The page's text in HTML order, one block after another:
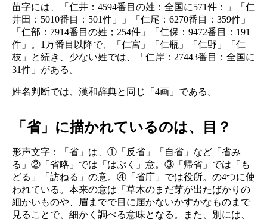
苗字には、「仁井：4594番目の姓：全国に571件：」「仁
井田：5010番目：501件」」「仁尾：6270番目：359件」
「仁部：7914番目の姓；254件」「仁保：9472番目：191
件」。1万番目以降で、「仁宮」「仁瓶」「仁野」「仁
枝」と続き、少ない姓では、「仁岸：27443番目：全国に
31件」がある。
姓名判断では、漢和辞典と同じ「4画」である。
「省」に描かれているのは、目？
形声文字：「省」は、①「反省」「自省」など「省み
る」②「省略」では「はぶく」意。③「帰省」では「も
どる」「訪ねる」の意。④「省庁」では役所。の4つに使
われている。本来の意は「草木のまだ芽が出たばかりの
細かいものや、眉までで目に届かないかすかなものまで
見ることで、細かく調べる意味となる。また、別には、